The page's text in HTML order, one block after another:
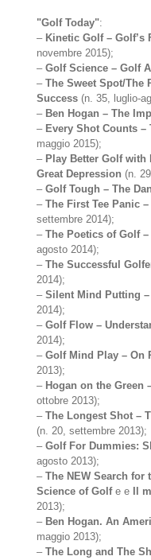
"Golf Today":
– Kinetic Golf – Golf’s
novembre 2015);
–Golf Science – Golf
–The Sweet Spot/The
Success (n. 35, luglio-
– Ben Hogan – The
– Every Shot Counts
maggio 2015);
– Play Better Golf with
Great Depression (n.
–Golf Tough – The
–The First Tee Panic
settembre 2014);
–The Poetics of Golf
agosto 2014);
–The Successful
2014);
–Silent Mind Putting
2014);
–Golf Flow –
2014);
–Golf Mind Play – On
2013);
– Hogan on the Green
ottobre 2013);
–The Longest Shot –
(n. 20, settembre 2013);
–Golf For Dummies:
agosto 2013);
–The NEW Search for
Science of Golfe e Il
2013);
– Ben Hogan. An
maggio 2013);
–The Long and The